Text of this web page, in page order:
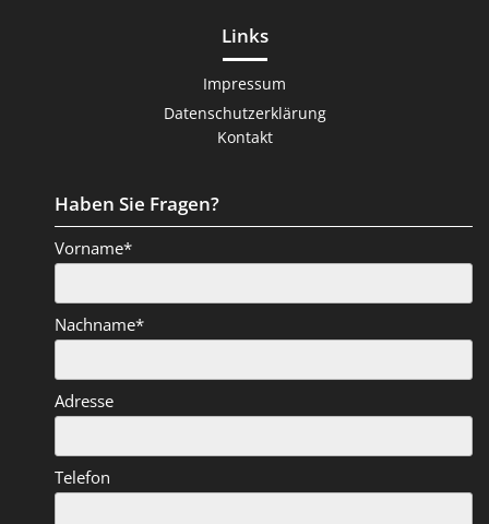
Links
Impressum
Datenschutzerklärung
Kontakt
Haben Sie Fragen?
Vorname*
Nachname*
Adresse
Telefon